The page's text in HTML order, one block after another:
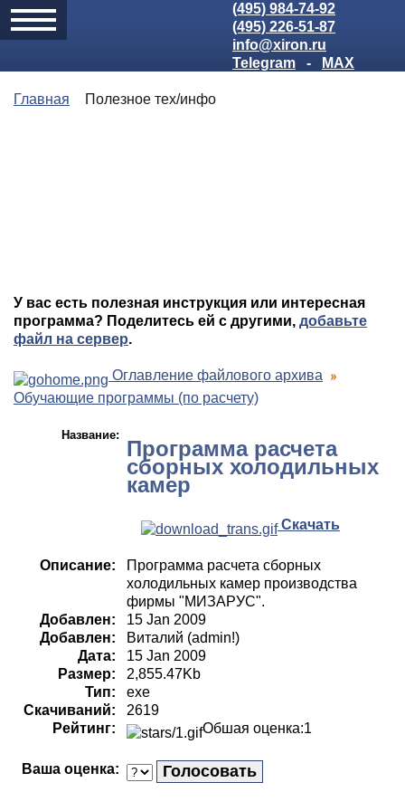
(495) 984-74-92
(495) 226-51-87
info@xiron.ru
Telegram
- MAX
Главная Полезное тех/инфо
У вас есть полезная инструкция или интересная
программа? Поделитесь ей с другими, добавьте
файл на сервер.
Оглавление файлового архива
Обучающие программы (по расчету)
Название:
Программа расчета
сборных холодильных
камер
Скачать
Описание:
Программа расчета сборных
холодильных камер производства
фирмы "МИЗАРУС".
Добавлен:
15 Jan 2009
Добавлен:
Виталий (admin!)
Дата:
15 Jan 2009
Размер:
2,855.47Kb
Тип:
exe
Скачиваний:
2619
Рейтинг:
Обшая оценка:1
Ваша оценка: